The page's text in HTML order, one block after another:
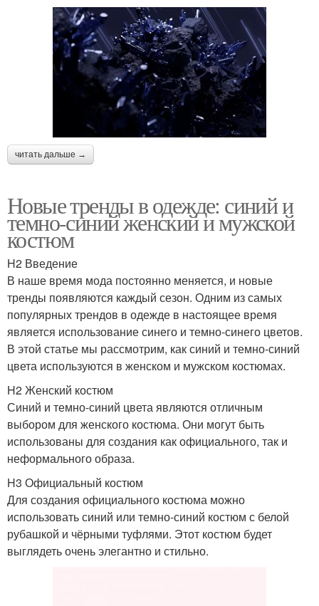
читать дальше →
Новые тренды в одежде: синий и
темно-синий женский и мужской
костюм
H2 Введение
В наше время мода постоянно меняется, и новые
тренды появляются каждый сезон. Одним из самых
популярных трендов в одежде в настоящее время
является использование синего и темно-синего цветов.
В этой статье мы рассмотрим, как синий и темно-синий
цвета используются в женском и мужском костюмах.
H2 Женский костюм
Синий и темно-синий цвета являются отличным
выбором для женского костюма. Они могут быть
использованы для создания как официального, так и
неформального образа.
H3 Официальный костюм
Для создания официального костюма можно
использовать синий или темно-синий костюм с белой
рубашкой и чёрными туфлями. Этот костюм будет
выглядеть очень элегантно и стильно.